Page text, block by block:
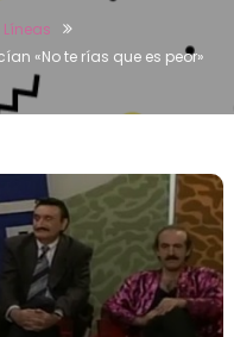
Líneas
«No te rías que es peor»